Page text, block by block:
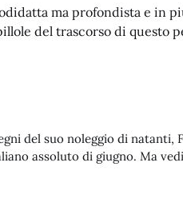
ma profondista e in
del trascorso di questo
professione.
del suo noleggio di natanti,
assoluto di giugno. Ma